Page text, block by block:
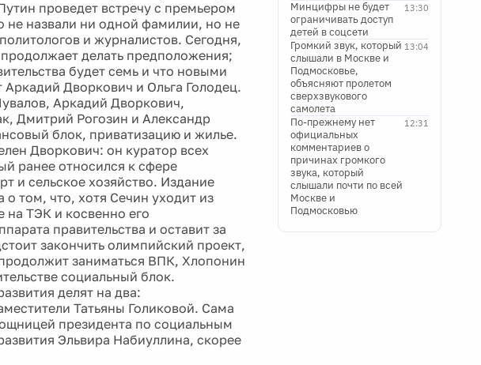
проведет встречу с премьером
назвали ни одной фамилии, но не
и журналистов. Сегодня,
делать предположения;
будет семь и что новыми
Дворкович и Ольга Голодец.
Аркадий Дворкович,
Дмитрий Рогозин и Александр
блок, приватизацию и жилье.
Дворкович: он куратор всех
ранее относился к сфере
и сельское хозяйство. Издание
о том, что, хотя Сечин уходит из
на ТЭК и косвенно его
правительства и оставит за
закончить олимпийский проект,
заниматься ВПК, Хлопонин
социальный блок.
делят на два:
Татьяны Голиковой. Сама
президента по социальным
Эльвира Набиуллина, скорее
13:30
Минцифры не будет
ограничивать доступ
детей в соцсети
13:04
Громкий звук, который
слышали в Москве и
Подмосковье,
объясняют пролетом
сверхзвукового
самолета
12:31
По-прежнему нет
официальных
комментариев о
причинах громкого
звука, который
слышали почти по всей
Москве и
Подмосковью